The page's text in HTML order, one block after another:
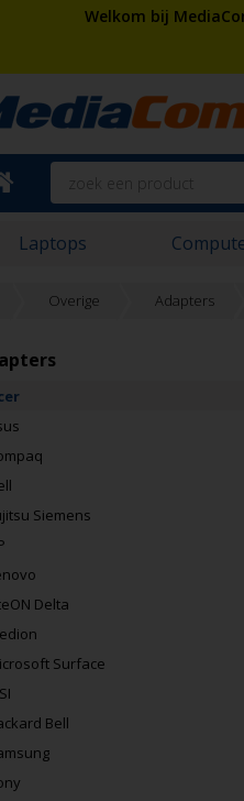
Welkom bij
Laptops
Overige Adapters
Siemens
Delta
Surface
Bell